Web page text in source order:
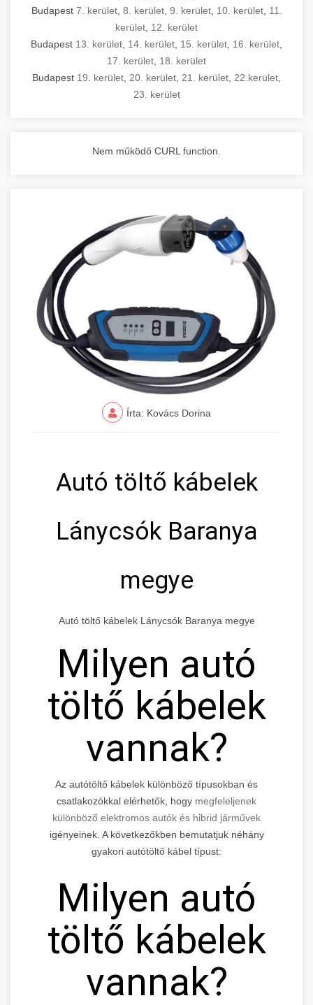
Budapest 7. kerület, 8. kerület, 9. kerület, 10. kerület, 11.
kerület 12. kerület
Budapest 13. kerület 14. kerület 15. kerület 16. kerület
17. kerület 18. kerület
Budapest 19. kerület 20. kerület 21. kerület 22.kerület
23. kerület
Nem működő CURL function.
Írta: Kovács Dorina
Autó töltő kábelek
Lánycsók Baranya
megye
Autó töltő kábelek Lánycsók Baranya megye
Milyen autó
töltő kábelek
vannak?
Az autótöltő kábelek különböző típusokban és
csatlakozókkal elérhetők, hogy megfeleljenek
különböző elektromos autók és hibrid járművek
igényeinek. A következőkben bemutatjuk néhány
gyakori autótöltő kábel típust:
Milyen autó
töltő kábelek
vannak?